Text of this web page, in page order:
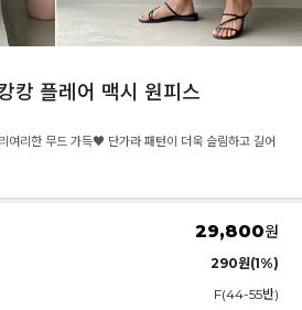
캉 플레어 맥시 원피스
여리한 무드 가득♥ 단가라 패턴이 더욱 슬림하고 길어
29,800원
290원(1%)
F(44-55반)